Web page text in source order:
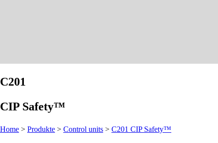
C201
CIP Safety™
Home > Produkte > Control units > C201 CIP Safety™